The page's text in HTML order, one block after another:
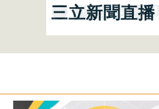
三立新聞直播